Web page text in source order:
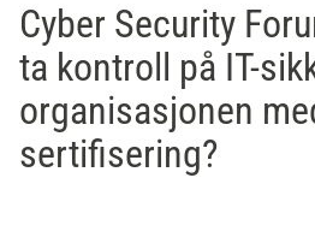
Cyber Security
ta kontroll på IT-
organisasjonen
sertifisering?